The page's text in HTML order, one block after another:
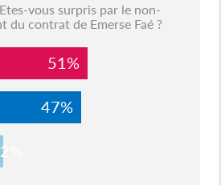
vous surpris par le non-
du contrat de Emerse Faé ?
51%
47%
2%